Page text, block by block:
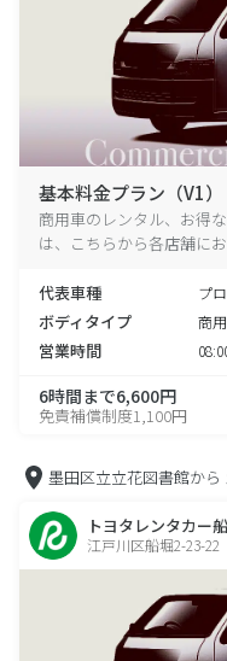
基本料金プラン（V1）
商用車のレンタル、お得
は、こちらから各店舗にお
代表車種 プ
ボディタイプ 商
営業時間
6時間まで6,600円
免責補償制度1,100円
墨田区立立花図書館から
トヨタレンタカー
江戸川区船堀2-23-22